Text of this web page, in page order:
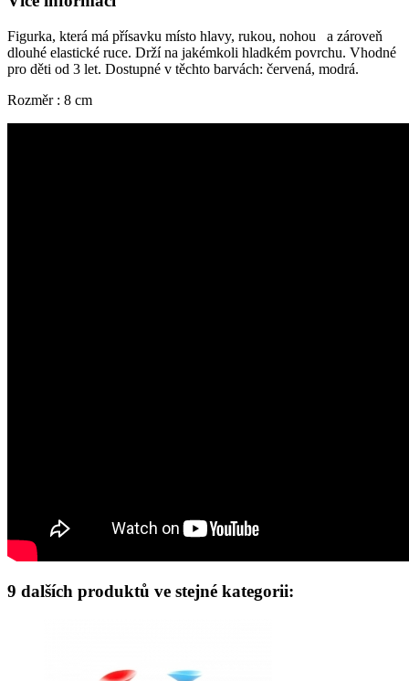
Figurka, která má přísavku místo hlavy, rukou, nohou a zároveň
dlouhé elastické ruce. Drží na jakémkoli hladkém povrchu. Vhodné
pro děti od 3 let. Dostupné v těchto barvách: červená, modrá.
Rozměr : 8 cm
9 dalších produktů ve stejné kategorii: